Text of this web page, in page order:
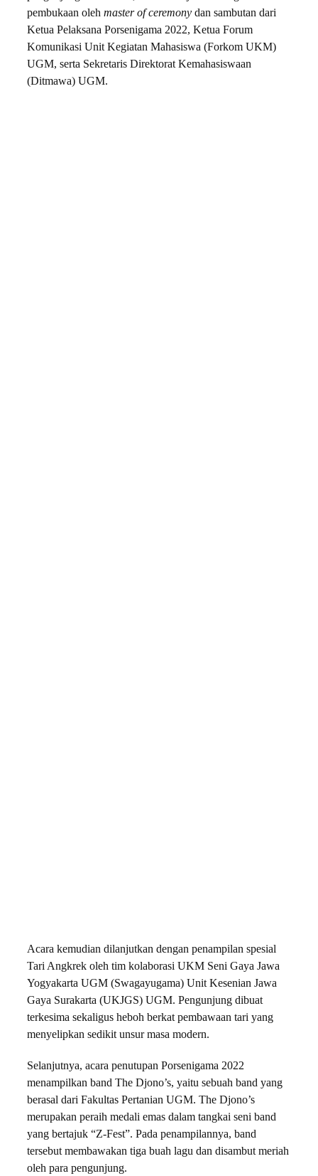
pembukaan oleh master of ceremony dan sambutan dari
Ketua Pelaksana Porsenigama 2022, Ketua Forum
Komunikasi Unit Kegiatan Mahasiswa (Forkom UKM)
UGM, serta Sekretaris Direktorat Kemahasiswaan
(Ditmawa) UGM.
Acara kemudian dilanjutkan dengan penampilan spesial
Tari Angkrek oleh tim kolaborasi UKM Seni Gaya Jawa
Yogyakarta UGM (Swagayugama) Unit Kesenian Jawa
Gaya Surakarta (UKJGS) UGM. Pengunjung dibuat
terkesima sekaligus heboh berkat pembawaan tari yang
menyelipkan sedikit unsur masa modern.
Selanjutnya, acara penutupan Porsenigama 2022
menampilkan band The Djono’s, yaitu sebuah band yang
berasal dari Fakultas Pertanian UGM. The Djono’s
merupakan peraih medali emas dalam tangkai seni band
yang bertajuk “Z-Fest”. Pada penampilannya, band
tersebut membawakan tiga buah lagu dan disambut meriah
oleh para pengunjung.